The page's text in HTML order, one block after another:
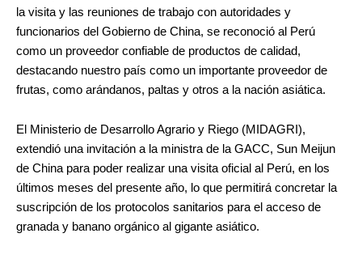
la visita y las reuniones de trabajo con autoridades y
funcionarios del Gobierno de China, se reconoció al Perú
como un proveedor confiable de productos de calidad,
destacando nuestro país como un importante proveedor de
frutas, como arándanos, paltas y otros a la nación asiática.
El Ministerio de Desarrollo Agrario y Riego (MIDAGRI),
extendió una invitación a la ministra de la GACC, Sun Meijun
de China para poder realizar una visita oficial al Perú, en los
últimos meses del presente año, lo que permitirá concretar la
suscripción de los protocolos sanitarios para el acceso de
granada y banano orgánico al gigante asiático.